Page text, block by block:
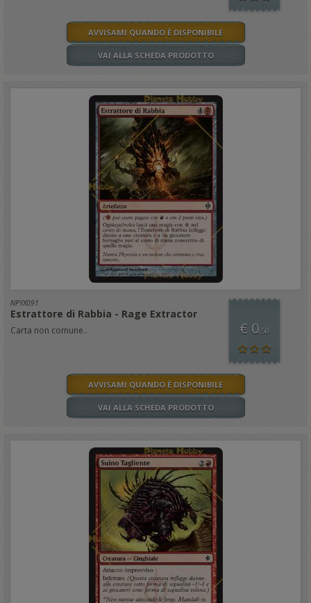
AVVISAMI QUANDO È DISPONIBILE
VAI ALLA SCHEDA PRODOTTO
NPYX091
Estrattore di Rabbia - Rage Extractor
Carta non comune.. € 0,50
AVVISAMI QUANDO È DISPONIBILE
VAI ALLA SCHEDA PRODOTTO